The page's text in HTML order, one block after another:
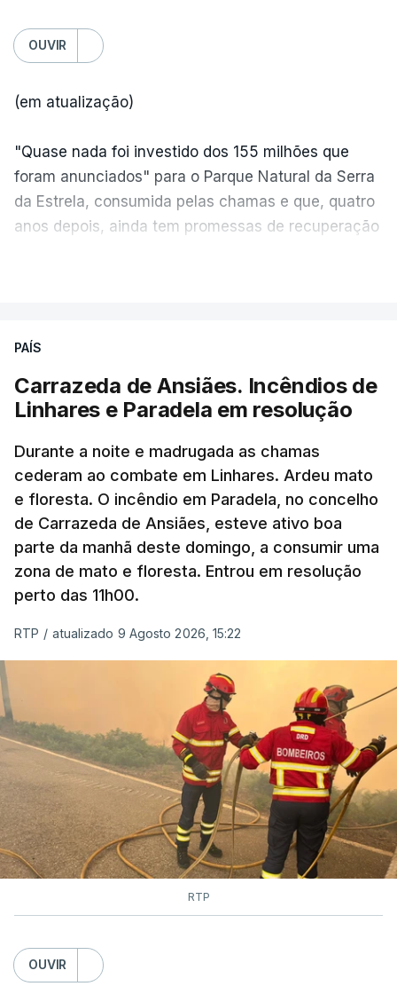
OUVIR
(em atualização)
"Quase nada foi investido dos 155 milhões que
foram anunciados" para o Parque Natural da Serra
da Estrela, consumida pelas chamas e que, quatro
anos depois, ainda tem promessas de recuperação
ESTE CONTEÚDO ESTÁ NESTE
PAÍS
Carrazeda de Ansiães. Incêndios de
Linhares e Paradela em resolução
Durante a noite e madrugada as chamas
cederam ao combate em Linhares. Ardeu mato
e floresta. O incêndio em Paradela, no concelho
de Carrazeda de Ansiães, esteve ativo boa
parte da manhã deste domingo, a consumir uma
zona de mato e floresta. Entrou em resolução
perto das 11h00.
RTP / atualizado 9 Agosto 2026, 15:22
RTP
OUVIR